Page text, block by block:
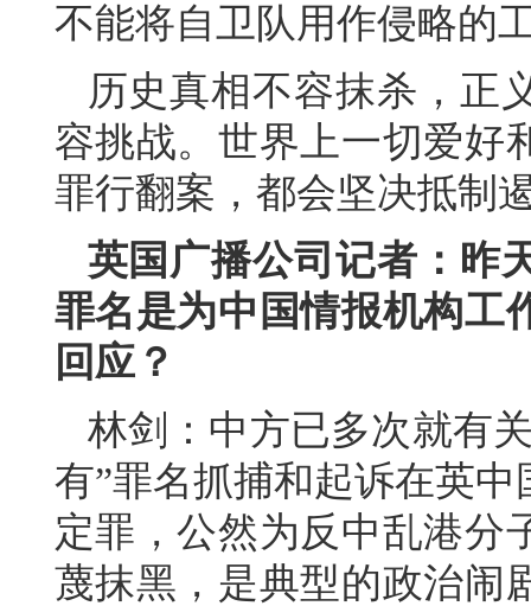
不能将自卫队用作侵略的
历史真相不容抹杀，正
容挑战。世界上一切爱好
罪行翻案，都会坚决抵制
英国广播公司记者：昨
罪名是为中国情报机构工
回应？
林剑：中方已多次就有
有”罪名抓捕和起诉在英
定罪，公然为反中乱港分
蔑抹黑，是典型的政治闹